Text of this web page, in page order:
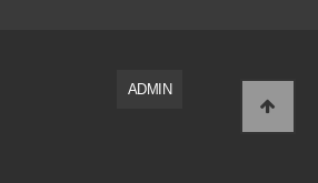
ADMIN